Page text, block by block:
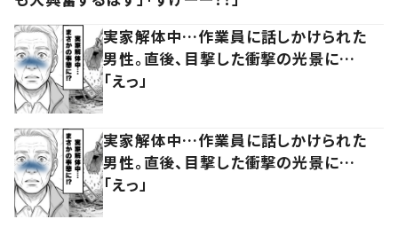
実家解体中…作業員に話しかけられた
男性。直後、目撃した衝撃の光景に…
「えっ」
実家解体中…作業員に話しかけられた
男性。直後、目撃した衝撃の光景に…
「えっ」